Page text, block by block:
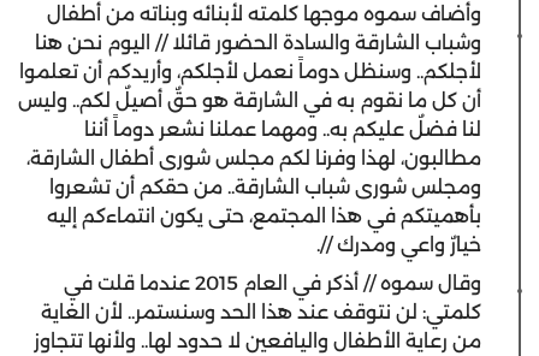
وأضاف سموه موجها كلمته لأبنائه وبناته من أطفال
وشباب الشارقة والسادة الحضور قائلا // اليوم نحن هنا
لأجلكم.. وسنظل دوماً نعمل لأجلكم، وأريدكم أن تعلموا
أن كل ما نقوم به في الشارقة هو حقٌ أصيلٌ لكم.. وليس
لنا فضلٌ عليكم به.. ومهما عملنا نشعر دوماً أننا
مطالبون، لهذا وفرنا لكم مجلس شورى أطفال الشارقة،
ومجلس شورى شباب الشارقة.. من حقكم أن تشعروا
بأهميتكم في هذا المجتمع، حتى يكون انتماءكم إليه
خيارٌ واعي ومدرك //.
وقال سموه // أذكر في العام 2015 عندما قلت في
كلمتي: لن نتوقف عند هذا الحد وسنستمر.. لأن الغاية
من رعاية الأطفال واليافعين لا حدود لها.. ولأنها تتجاوز